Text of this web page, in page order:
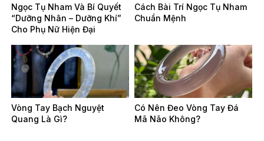
Ngọc Tụ Nham Và Bí Quyết
“Dưỡng Nhân – Dưỡng Khí”
Cho Phụ Nữ Hiện Đại
Cách Bài Trí Ngọc Tụ Nham
Chuẩn Mệnh
Vòng Tay Bạch Nguyệt
Quang Là Gì?
Có Nên Đeo Vòng Tay Đá
Mã Não Không?